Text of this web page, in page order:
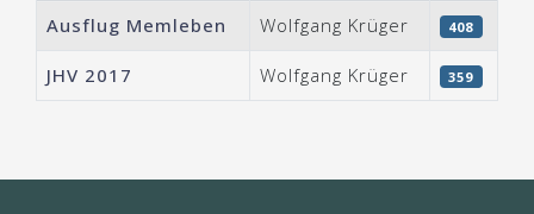
Articles
Ausflug Memleben Wolfgang Krüger 408
JHV 2017 Wolfgang Krüger 359